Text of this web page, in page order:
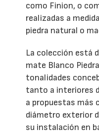
como Finion, o
realizadas a
piedra natural o
La colección está
mate Blanco
tonalidades
tanto a interiores
a propuestas más
diámetro exterior
su instalación en